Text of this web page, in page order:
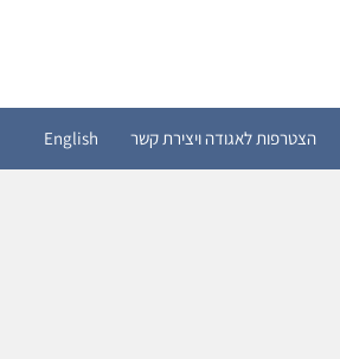
הצטרפות לאגודה ויצירת קשר English